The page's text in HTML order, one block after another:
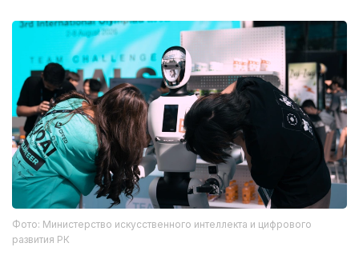
Фото: Министерство искусственного интеллекта и цифрового
развития РК